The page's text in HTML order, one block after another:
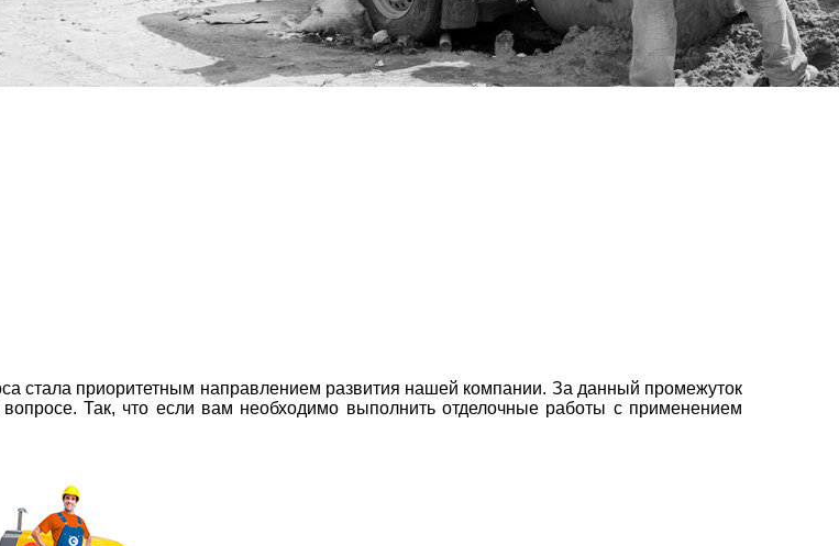
стала приоритетным направлением развития нашей компании. За данный промежуток
вопросе.Так, что если вам необходимо выполнить отделочные работы с применением